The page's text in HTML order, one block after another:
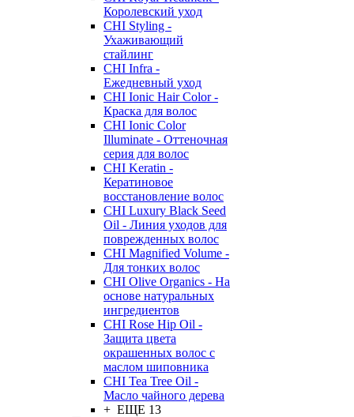
Королевский уход
CHI Styling -
Ухаживающий
стайлинг
CHI Infra -
Ежедневный уход
CHI Ionic Hair Color -
Краска для волос
CHI Ionic Color
Illuminate - Оттеночная
серия для волос
CHI Keratin -
Кератиновое
восстановление волос
CHI Luxury Black Seed
Oil - Линия уходов для
поврежденных волос
CHI Magnified Volume -
Для тонких волос
CHI Olive Organics - На
основе натуральных
ингредиентов
CHI Rose Hip Oil -
Защита цвета
окрашенных волос с
маслом шиповника
CHI Tea Tree Oil -
Масло чайного дерева
+ ЕЩЕ 13